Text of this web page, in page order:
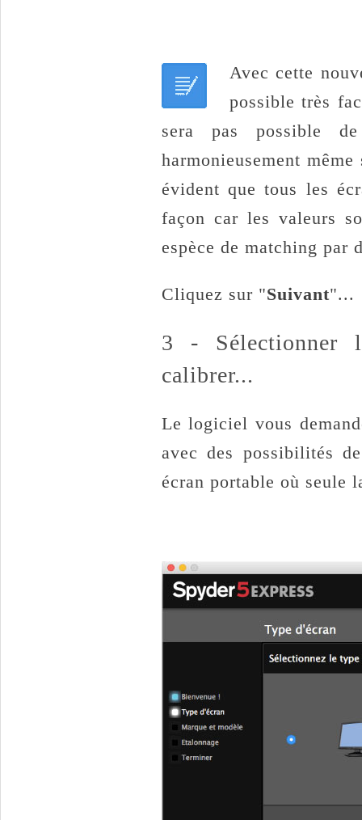
Avec cette
possible très
sera pas possible
harmonieusement
évident que tous les
façon car les valeurs
espèce de matching par
Cliquez sur "Suivant"...
3 - Sélectionner
calibrer...
Le logiciel vous
avec des possibilités
écran portable où seule